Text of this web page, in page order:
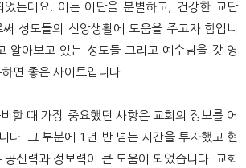
었는데요. 이는 이단을 분별하고, 건강한 교단
성도들의 신앙생활에 도움을 주고자 함입니
알아보고 있는 성도들 그리고 예수님을 갓 영
면 좋은 사이트입니다.
할 때 가장 중요했던 사항은 교회의 정보를 어
다. 그 부분에 1년 반 넘는 시간을 투자했고 현
신력과 정보력이 큰 도움이 되었습니다. 교회